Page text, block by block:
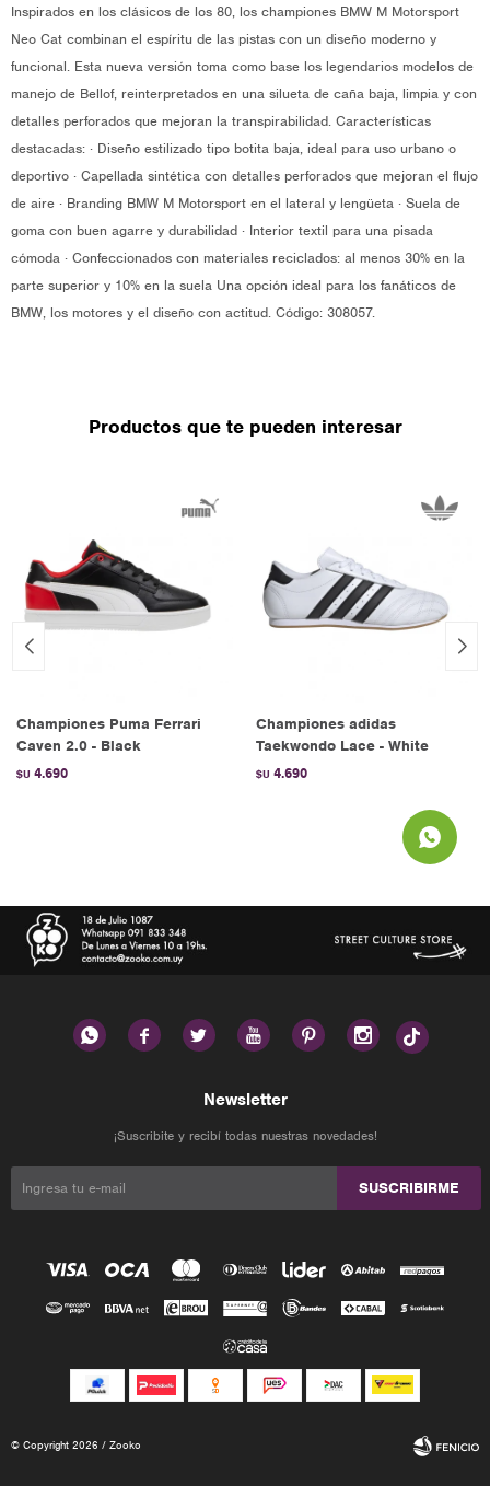
Inspirados en los clásicos de los 80, los championes BMW M Motorsport
Neo Cat combinan el espíritu de las pistas con un diseño moderno y
funcional. Esta nueva versión toma como base los legendarios modelos de
manejo de Bellof, reinterpretados en una silueta de caña baja, limpia y con
detalles perforados que mejoran la transpirabilidad. Características
destacadas: · Diseño estilizado tipo botita baja, ideal para uso urbano o
deportivo · Capellada sintética con detalles perforados que mejoran el flujo
de aire · Branding BMW M Motorsport en el lateral y lengüeta · Suela de
goma con buen agarre y durabilidad · Interior textil para una pisada
cómoda · Confeccionados con materiales reciclados: al menos 30% en la
parte superior y 10% en la suela Una opción ideal para los fanáticos de
BMW, los motores y el diseño con actitud. Código: 308057.
Productos que te pueden interesar
Championes Puma Ferrari
Caven 2.0 - Black
$U 4.690
Championes adidas
Taekwondo Lace - White
$U 4.690
     
Newsletter
¡Suscribite y recibí todas nuestras novedades!
SUSCRIBIRME
© Copyright 2026 / Zooko